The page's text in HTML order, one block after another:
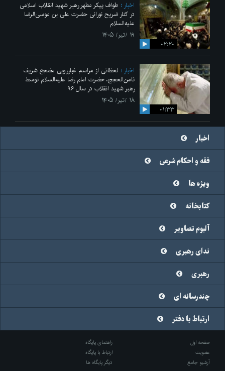
۰۲:۲۰
اخبار
طواف پیکر مطهر رهبر شهید انقلاب اسلامی
در کنار ضریح نورانی حضرت علی‌ بن موسی‌الرضا
علیه‌السلام
۱۹ /تیر/ ۱۴۰۵
۰۱:۳۳
اخبار
لحظاتی از مراسم غبارروبی مضجع شریف
ثامن‌الحجج، حضرت امام رضا علیه‌السلام توسط
رهبر شهید انقلاب در سال ۹۶
۱۸ /تیر/ ۱۴۰۵
اخبار
فقه و احکام شرعی
ویژه ها
کتابخانه
آلبوم تصاویر
ندای رهبری
رهبری
چندرسانه ای
ارتباط با دفتر
صفحه اول
راهنمای پایگاه
عضویت
ارتباط با پایگاه
آرشیو جامع
دیگر پایگاه ها